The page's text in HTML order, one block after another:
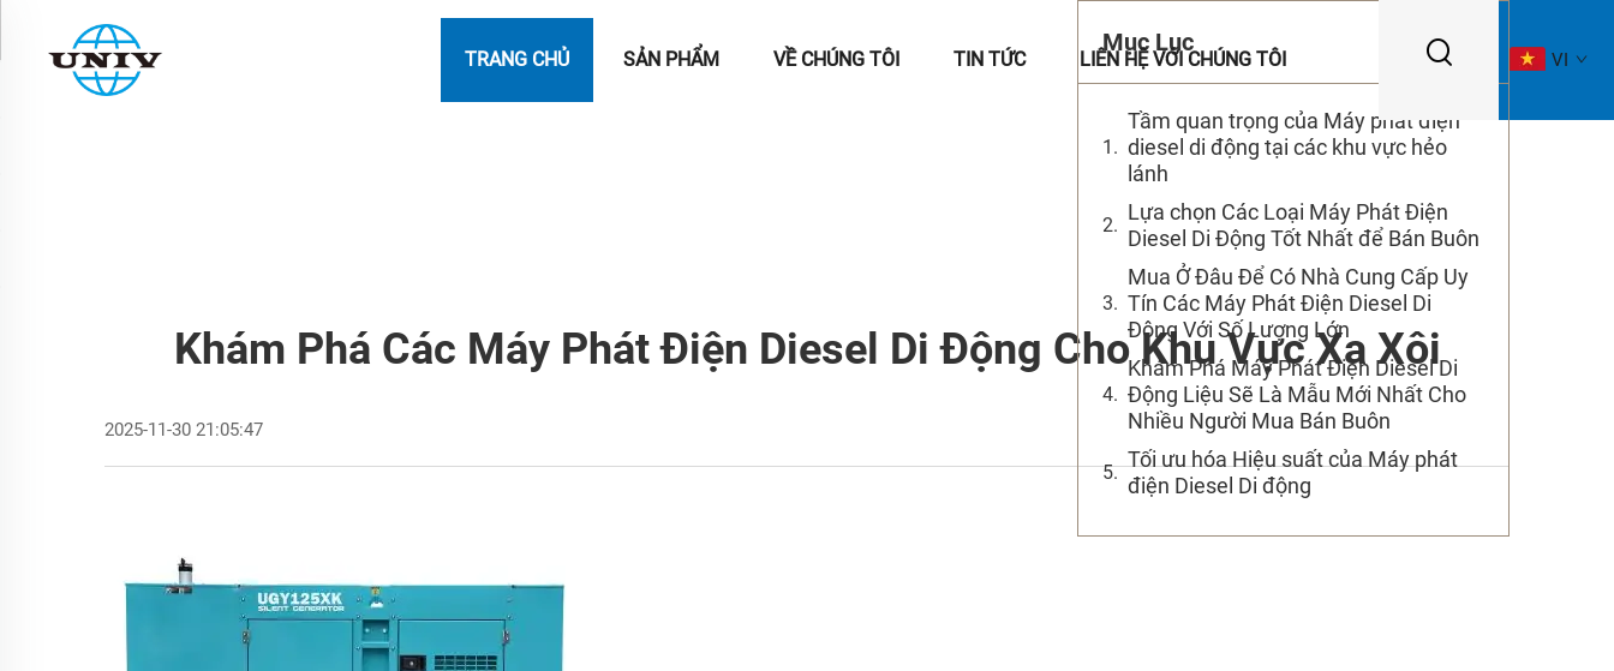
TRANG CHỦ SẢN PHẨM VỀ CHÚNG TÔI TIN TỨC LIÊN HỆ VỚI CHÚNG TÔI VI
Khám Phá Các Máy Phát Điện Diesel Di Động Cho Khu Vực Xa Xôi
2025-11-30 21:05:47
Mục Lục
Tầm quan trọng của Máy phát điện
diesel di động tại các khu vực hẻo
lánh
Lựa chọn Các Loại Máy Phát Điện
Diesel Di Động Tốt Nhất để Bán Buôn
Mua Ở Đâu Để Có Nhà Cung Cấp Uy
Tín Các Máy Phát Điện Diesel Di
Động Với Số Lượng Lớn
Khám Phá Máy Phát Điện Diesel Di
Động Liệu Sẽ Là Mẫu Mới Nhất Cho
Nhiều Người Mua Bán Buôn
Tối ưu hóa Hiệu suất của Máy phát
điện Diesel Di động